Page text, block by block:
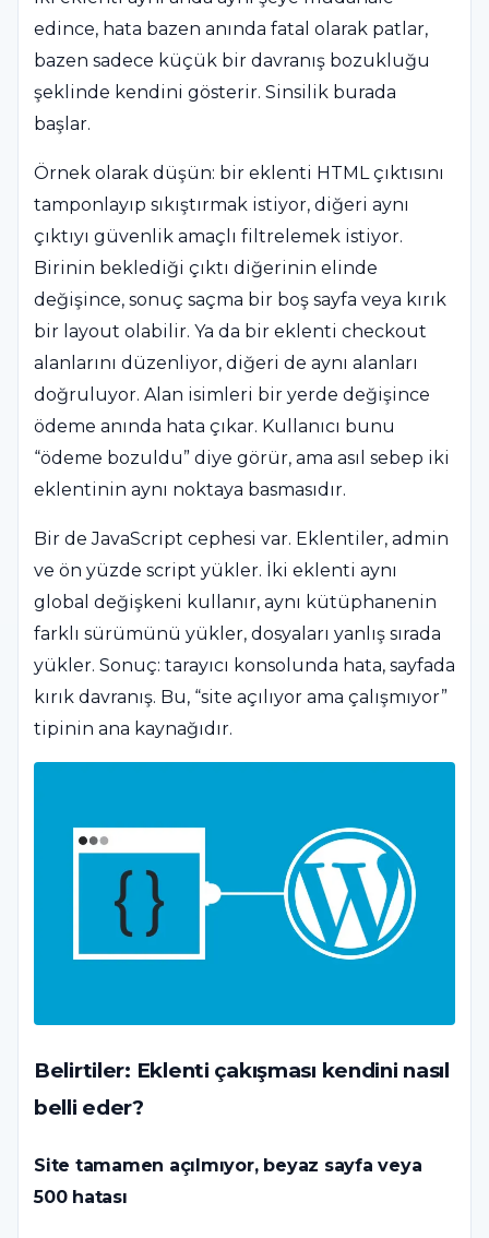
edince, hata bazen anında fatal olarak patlar,
bazen sadece küçük bir davranış bozukluğu
şeklinde kendini gösterir. Sinsilik burada
başlar.
Örnek olarak düşün: bir eklenti HTML çıktısını
tamponlayıp sıkıştırmak istiyor, diğeri aynı
çıktıyı güvenlik amaçlı filtrelemek istiyor.
Birinin beklediği çıktı diğerinin elinde
değişince, sonuç saçma bir boş sayfa veya kırık
bir layout olabilir. Ya da bir eklenti checkout
alanlarını düzenliyor, diğeri de aynı alanları
doğruluyor. Alan isimleri bir yerde değişince
ödeme anında hata çıkar. Kullanıcı bunu
“ödeme bozuldu” diye görür, ama asıl sebep iki
eklentinin aynı noktaya basmasıdır.
Bir de JavaScript cephesi var. Eklentiler, admin
ve ön yüzde script yükler. İki eklenti aynı
global değişkeni kullanır, aynı kütüphanenin
farklı sürümünü yükler, dosyaları yanlış sırada
yükler. Sonuç: tarayıcı konsolunda hata, sayfada
kırık davranış. Bu, “site açılıyor ama çalışmıyor”
tipinin ana kaynağıdır.
Belirtiler: Eklenti çakışması kendini nasıl
belli eder?
Site tamamen açılmıyor, beyaz sayfa veya
500 hatası